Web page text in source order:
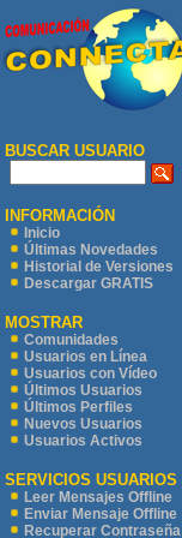
BUSCAR USUARIO
INFORMACIÓN
Inicio
Últimas Novedades
Historial de Versiones
Descargar GRATIS
MOSTRAR
Comunidades
Usuarios en Línea
Usuarios con Vídeo
Últimos Usuarios
Últimos Perfiles
Nuevos Usuarios
Usuarios Activos
SERVICIOS USUARIOS
Leer Mensajes Offline
Enviar Mensaje Offline
Recuperar Contraseña